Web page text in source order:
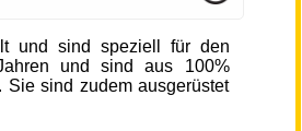
und sind speziell für den
und sind aus 100%
Sie sind zudem ausgerüstet